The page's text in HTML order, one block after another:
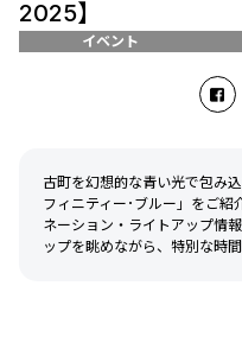
2025】
イベント
古町を幻想的な青い光で包み
フィニティー･ブルー」をご
ネーション・ライトアップ情
ップを眺めながら、特別な時